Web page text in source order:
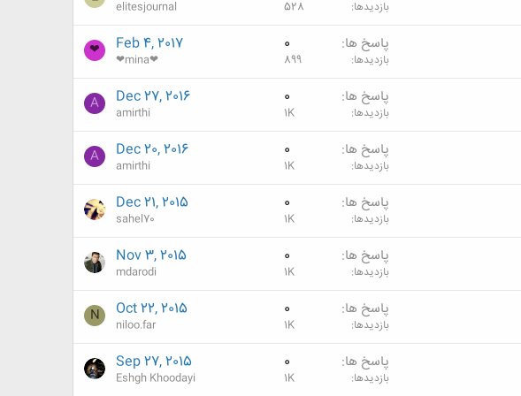
بازدیدها 528
elitesjournal
پاسخ ها 0
بازدیدها 899
Feb 4, 2017
❤mina❤
❤
پاسخ ها 0
بازدیدها 1K
Dec 27, 2016
amirthi
A
پاسخ ها 0
بازدیدها 1K
Dec 20, 2016
amirthi
A
پاسخ ها 0
بازدیدها 1K
Dec 21, 2015
sahel70
پاسخ ها 0
بازدیدها 1K
Nov 3, 2015
mdarodi
پاسخ ها 0
بازدیدها 1K
Oct 22, 2015
niloo.far
N
پاسخ ها 0
بازدیدها 1K
Sep 27, 2015
Eshgh Khoodayi